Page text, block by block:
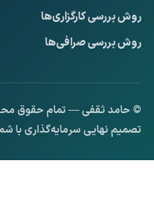
روش بررسی کارگزاری‌ها
روش بررسی صرافی‌ها
© حامد ثقفی — تمام حقوق
تصمیم نهایی سرمایه‌گذاری با